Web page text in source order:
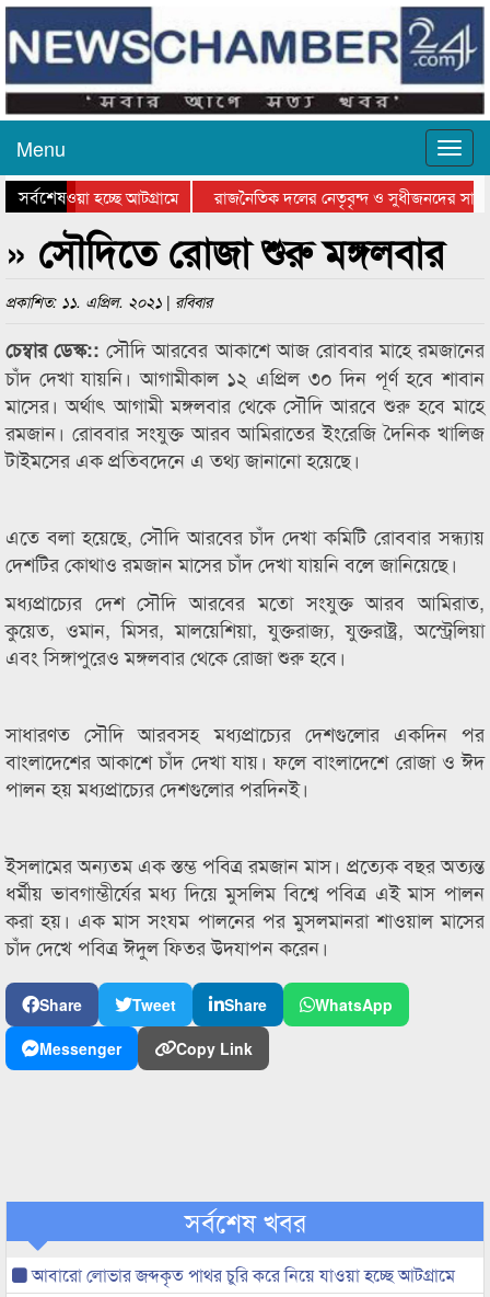
Menu
সর্বশেষ
যাওয়া হচ্ছে আটগ্রামে
রাজনৈতিক দলের নেতৃবৃন্দ ও সুধীজনদের সাথে
পুরস্কার বিতরণ সম্পন্ন
» সৌদিতে রোজা শুরু মঙ্গলবার
প্রকাশিত: ১১. এপ্রিল. ২০২১ | রবিবার
চেম্বার ডেস্ক::সৌদি আরবের আকাশে আজ রোববার মাহে রমজানের
চাঁদ দেখা যায়নি। আগামীকাল ১২ এপ্রিল ৩০ দিন পূর্ণ হবে শাবান
মাসের। অর্থাৎ আগামী মঙ্গলবার থেকে সৌদি আরবে শুরু হবে মাহে
রমজান। রোববার সংযুক্ত আরব আমিরাতের ইংরেজি দৈনিক খালিজ
টাইমসের এক প্রতিবদেনে এ তথ্য জানানো হয়েছে।
এতে বলা হয়েছে, সৌদি আরবের চাঁদ দেখা কমিটি রোববার সন্ধ্যায়
দেশটির কোথাও রমজান মাসের চাঁদ দেখা যায়নি বলে জানিয়েছে।
মধ্যপ্রাচ্যের দেশ সৌদি আরবের মতো সংযুক্ত আরব আমিরাত,
কুয়েত, ওমান, মিসর, মালয়েশিয়া, যুক্তরাজ্য, যুক্তরাষ্ট্র, অস্ট্রেলিয়া
এবং সিঙ্গাপুরেও মঙ্গলবার থেকে রোজা শুরু হবে।
সাধারণত সৌদি আরবসহ মধ্যপ্রাচ্যের দেশগুলোর একদিন পর
বাংলাদেশের আকাশে চাঁদ দেখা যায়। ফলে বাংলাদেশে রোজা ও ঈদ
পালন হয় মধ্যপ্রাচ্যের দেশগুলোর পরদিনই।
ইসলামের অন্যতম এক স্তম্ভ পবিত্র রমজান মাস। প্রত্যেক বছর অত্যন্ত
ধর্মীয় ভাবগাম্ভীর্যের মধ্য দিয়ে মুসলিম বিশ্বে পবিত্র এই মাস পালন
করা হয়। এক মাস সংযম পালনের পর মুসলমানরা শাওয়াল মাসের
চাঁদ দেখে পবিত্র ঈদুল ফিতর উদযাপন করেন।
Share Tweet Share
WhatsApp
Messenger
Copy Link
সর্বশেষ খবর
আবারো লোভার জব্দকৃত পাথর চুরি করে নিয়ে যাওয়া হচ্ছে আটগ্রামে